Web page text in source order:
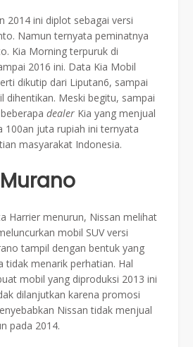
2014 ini diplot sebagai versi
Namun ternyata peminatnya
Kia Morning terpuruk di
2016 ini. Data Kia Mobil
dikutip dari Liputan6, sampai
dihentikan. Meski begitu, sampai
dealer Kia yang menjual
100an juta rupiah ini ternyata
masyarakat Indonesia.
Harrier menurun, Nissan melihat
mobil SUV versi
tampil dengan bentuk yang
tidak menarik perhatian. Hal
mobil yang diproduksi 2013 ini
dilanjutkan karena promosi
Nissan tidak menjual
pada 2014.